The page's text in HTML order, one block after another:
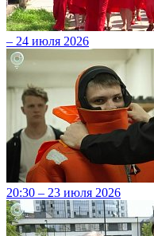
– 24 июля 2026
20:30 – 23 июля 2026